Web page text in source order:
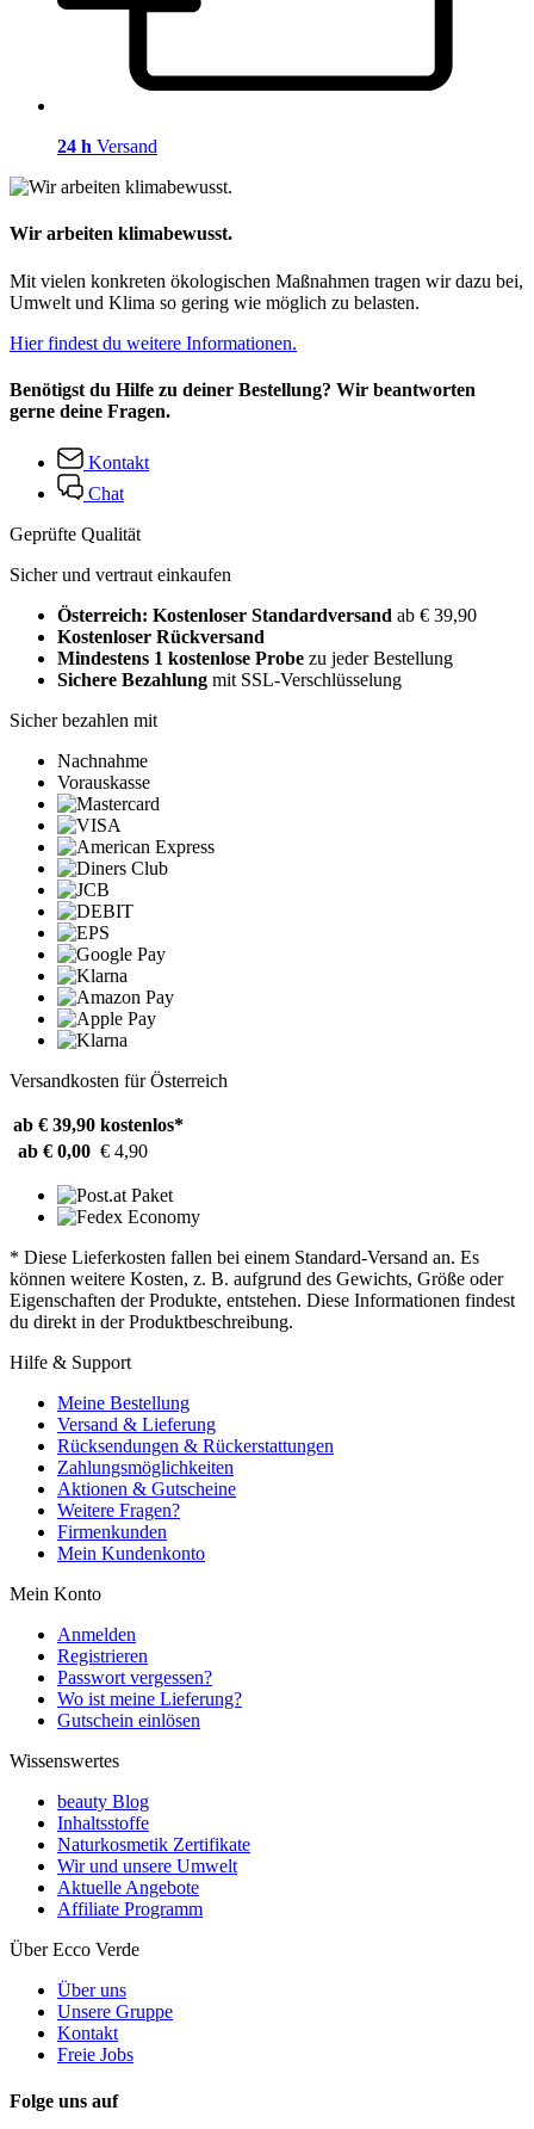
24 h Versand
Wir arbeiten klimabewusst.
Mit vielen konkreten ökologischen Maßnahmen tragen wir dazu bei,
Umwelt und Klima so gering wie möglich zu belasten.
Hier findest du weitere Informationen.
Benötigst du Hilfe zu deiner Bestellung? Wir beantworten
gerne deine Fragen.
Kontakt
Chat
Geprüfte Qualität
Sicher und vertraut einkaufen
Österreich: Kostenloser Standardversand ab € 39,90
Kostenloser Rückversand
Mindestens 1 kostenlose Probe zu jeder Bestellung
Sichere Bezahlung mit SSL-Verschlüsselung
Sicher bezahlen mit
Nachnahme
Vorauskasse
Versandkosten für Österreich
ab € 39,90 kostenlos*
ab € 0,00 € 4,90
* Diese Lieferkosten fallen bei einem Standard-Versand an. Es
können weitere Kosten, z. B. aufgrund des Gewichts, Größe oder
Eigenschaften der Produkte, entstehen. Diese Informationen findest
du direkt in der Produktbeschreibung.
Hilfe & Support
Meine Bestellung
Versand & Lieferung
Rücksendungen & Rückerstattungen
Zahlungsmöglichkeiten
Aktionen & Gutscheine
Weitere Fragen?
Firmenkunden
Mein Kundenkonto
Mein Konto
Anmelden
Registrieren
Passwort vergessen?
Wo ist meine Lieferung?
Gutschein einlösen
Wissenswertes
beauty Blog
Inhaltsstoffe
Naturkosmetik Zertifikate
Wir und unsere Umwelt
Aktuelle Angebote
Affiliate Programm
Über Ecco Verde
Über uns
Unsere Gruppe
Kontakt
Freie Jobs
Folge uns auf